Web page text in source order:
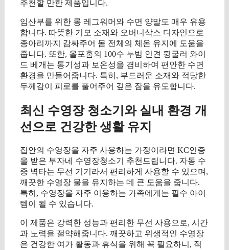
추천할 만한 제품입니다.
임산부를 위한 롱 레그워머와 수면 양말도 매우 유용
합니다. 따뜻한 기모 소재와 오버니삭스 디자인으로
종아리까지 감싸주어 몸 전체의 체온 유지에 도움을
줍니다. 또한, 올포홈의 100수 누빔 인견 뒹굴러 와이
드 베개는 통기성과 보온성을 겸비하여 편안한 수면
환경을 만들어줍니다. 특히, 부드러운 소재와 적당한
두께감이 피로를 풀어주어 깊은 잠을 유도합니다.
최신 수영장 청소기와 실내 환경 개
선으로 건강한 생활 유지
집안의 수영장을 자주 사용하는 가정이라면 KC인증
을 받은 부자네 수영장청소기 추천드립니다. 자동 수
중 벽타는 무선 기기라서 편리하게 사용할 수 있으며,
깨끗한 수영장 물을 유지하는 데 큰 도움을 줍니다.
특히, 수영장을 자주 이용하는 가족에게는 필수 아이
템이 될 수 있습니다.
이 제품은 강력한 성능과 편리한 무선 사용으로, 시간
과 노력을 절약해줍니다. 깨끗하고 위생적인 수영장
은 건강한 여가 활동과 휴식을 위해 꼭 필요하니, 적